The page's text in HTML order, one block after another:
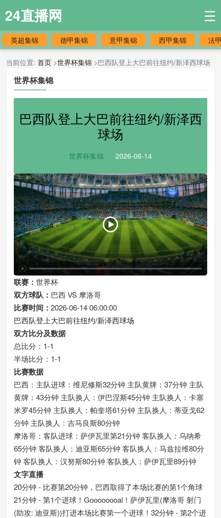
24直播网 ☰
英超集锦 德甲集锦 意甲集锦 西甲集锦 法
当前位置: 首页 >世界杯集锦 >巴西队登上大巴前往纽约/新泽西球场
世界杯集锦
巴西队登上大巴前往纽约/新泽西
球场
世界杯集锦 2026-06-14
联赛： 世界杯
双方球队： 巴西 VS 摩洛哥
比赛时间： 2026-06-14 06:00:00
巴西队登上大巴前往纽约/新泽西球场
双方比分及数据
总比分：1-1
半场比分：1-1
比赛数据
巴西：主队进球：维尼修斯32分钟 主队黄牌：37分钟 主队
黄牌：43分钟 主队换人：伊巴涅斯45分钟 主队换人：卡塞
米罗45分钟 主队换人：帕奎塔61分钟 主队换人：蒂亚戈62
分钟 主队换人：吉马良斯80分钟
摩洛哥：客队进球：萨伊瓦里第21分钟 客队换人：乌纳希
65分钟 客队换人：迪亚斯65分钟 客队换人：马兹拉维80分
钟 客队换人：汉努斯80分钟 客队换人：萨伊瓦里89分钟
文字直播
20分钟 - 比赛第20分钟，巴西取得了本场比赛的第1个角球
21分钟 - 第1个进球！Goooooooal！萨伊瓦里(摩洛哥 射门
(助攻: 迪亚斯))打进本场比赛第一个进球！32分钟 - 第2个进